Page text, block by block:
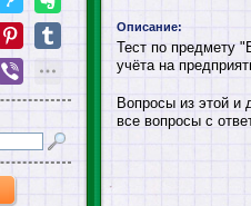
Описание:
Тест по предмету
учёта на
Вопросы из этой и
все вопросы с